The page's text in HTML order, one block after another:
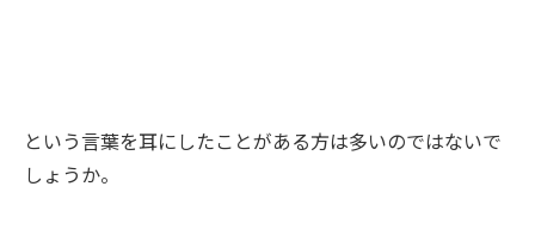
という言葉を耳にしたことがある方は多いのではないで
しょうか。